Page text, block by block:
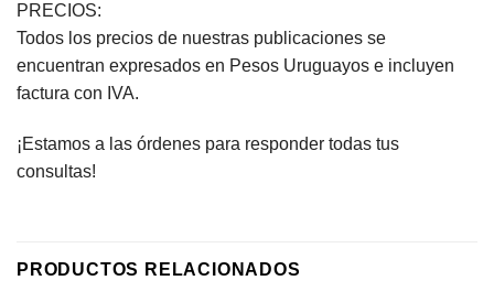
PRECIOS:
Todos los precios de nuestras publicaciones se
encuentran expresados en Pesos Uruguayos e incluyen
factura con IVA.
¡Estamos a las órdenes para responder todas tus
consultas!
PRODUCTOS RELACIONADOS